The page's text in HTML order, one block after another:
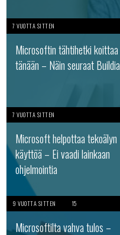
7 VUOTTA SITTEN
Microsoftin tähtihetki koittaa
tänään – Näin seuraat Buildia
7 VUOTTA SITTEN
Microsoft helpottaa tekoälyn
käyttöä – Ei vaadi lainkaan
ohjelmointia
9 VUOTTA SITTEN 15
Microsoftilta vahva tulos –